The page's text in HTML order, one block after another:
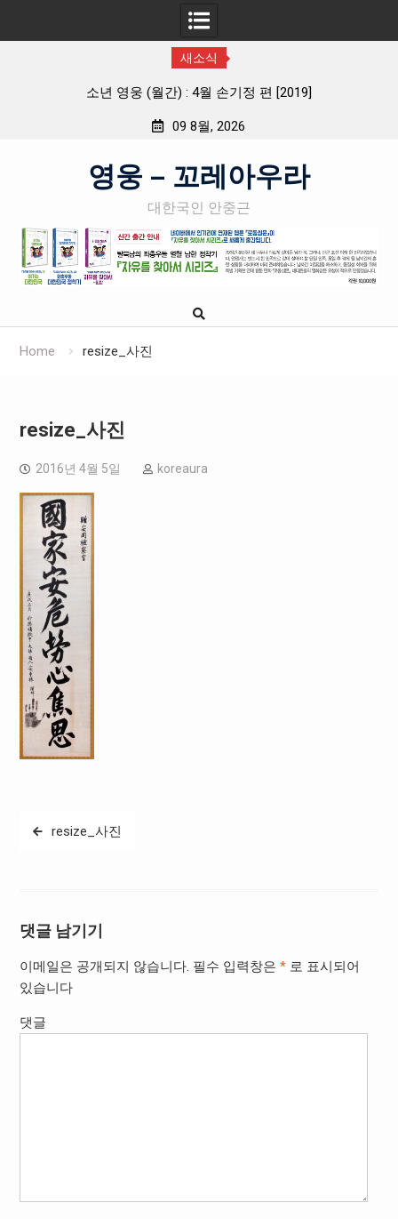
새소식
소년 영웅 (월간) : 4월 손기정 편 [2019]
09 8월, 2026
영웅 – 꼬레아우라
대한국인 안중근
Home resize_사진
resize_사진
2016년 4월 5일 koreaura
글
resize_사진
댓글 남기기
이메일은 공개되지 않습니다. 필수 입력창은 *로 표시되어
있습니다
댓글